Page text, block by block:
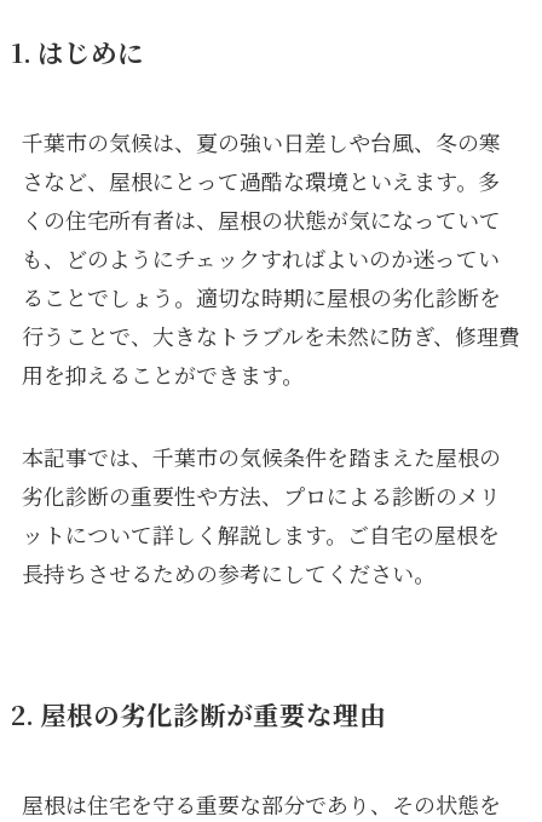
1. はじめに
千葉市の気候は、夏の強い日差しや台風、冬の寒
さなど、屋根にとって過酷な環境といえます。多
くの住宅所有者は、屋根の状態が気になっていて
も、どのようにチェックすればよいのか迷ってい
ることでしょう。適切な時期に屋根の劣化診断を
行うことで、大きなトラブルを未然に防ぎ、修理費
用を抑えることができます。
本記事では、千葉市の気候条件を踏まえた屋根の
劣化診断の重要性や方法、プロによる診断のメリ
ットについて詳しく解説します。ご自宅の屋根を
長持ちさせるための参考にしてください。
2. 屋根の劣化診断が重要な理由
屋根は住宅を守る重要な部分であり、その状態を